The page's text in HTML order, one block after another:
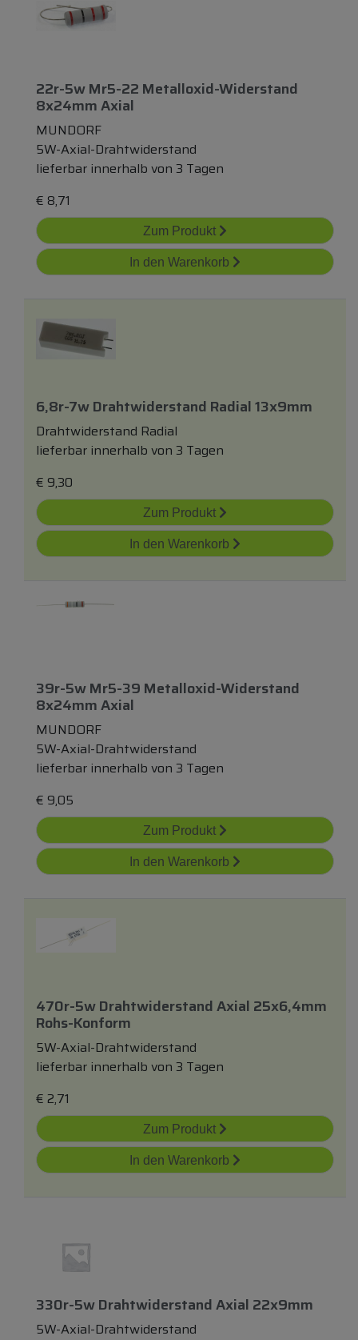
22r-5w Mr5-22 Metalloxid-Widerstand
8x24mm Axial
MUNDORF
5W-Axial-Drahtwiderstand
lieferbar innerhalb von 3 Tagen
€ 8,71
Zum Produkt
In den Warenkorb
6,8r-7w Drahtwiderstand Radial 13x9mm
Drahtwiderstand Radial
lieferbar innerhalb von 3 Tagen
€ 9,30
Zum Produkt
In den Warenkorb
39r-5w Mr5-39 Metalloxid-Widerstand
8x24mm Axial
MUNDORF
5W-Axial-Drahtwiderstand
lieferbar innerhalb von 3 Tagen
€ 9,05
Zum Produkt
In den Warenkorb
470r-5w Drahtwiderstand Axial 25x6,4mm
Rohs-Konform
5W-Axial-Drahtwiderstand
lieferbar innerhalb von 3 Tagen
€ 2,71
Zum Produkt
In den Warenkorb
330r-5w Drahtwiderstand Axial 22x9mm
5W-Axial-Drahtwiderstand